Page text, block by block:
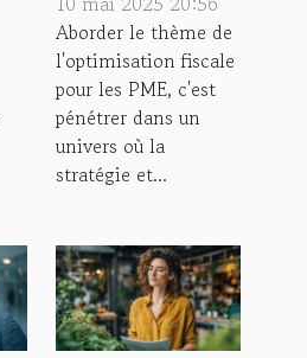
stratégies
légales à
connaître
Aborder le thème de
l'optimisation fiscale
pour les PME, c'est
pénétrer dans un
univers où la
stratégie et...